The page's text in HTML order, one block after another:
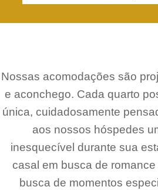
Nossas acomodações são
e aconchego. Cada quarto
única, cuidadosamente
aos nossos hóspedes
inesquecível durante sua
casal em busca de
busca de momentos